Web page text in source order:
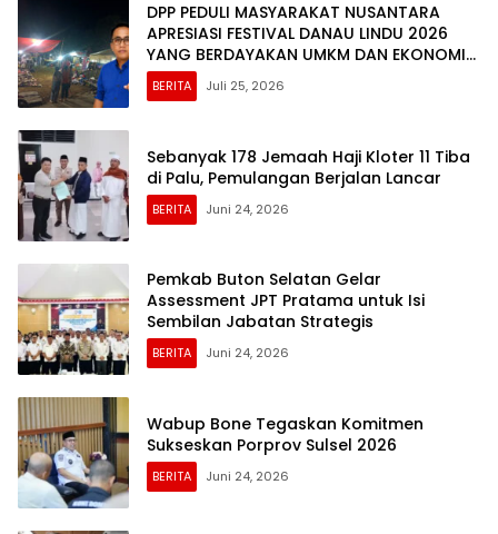
DPP PEDULI MASYARAKAT NUSANTARA
APRESIASI FESTIVAL DANAU LINDU 2026
YANG BERDAYAKAN UMKM DAN EKONOMI
KERAKYATAN
BERITA Juli 25, 2026
Sebanyak 178 Jemaah Haji Kloter 11 Tiba
di Palu, Pemulangan Berjalan Lancar
BERITA Juni 24, 2026
Pemkab Buton Selatan Gelar
Assessment JPT Pratama untuk Isi
Sembilan Jabatan Strategis
BERITA Juni 24, 2026
Wabup Bone Tegaskan Komitmen
Sukseskan Porprov Sulsel 2026
BERITA Juni 24, 2026